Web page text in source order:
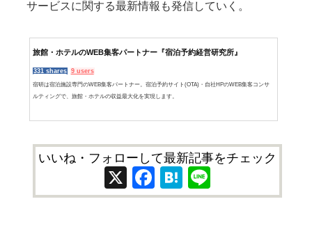
サービスに関する最新情報も発信していく。
旅館・ホテルのWEB集客パートナー『宿泊予約経営研究所』
331 shares 9 users
宿研は宿泊施設専門のWEB集客パートナー。宿泊予約サイト(OTA)・自社HPのWEB集客コンサ
ルティングで、旅館・ホテルの収益最大化を実現します。
いいね・フォローして最新記事をチェック
X Facebook
Hatena